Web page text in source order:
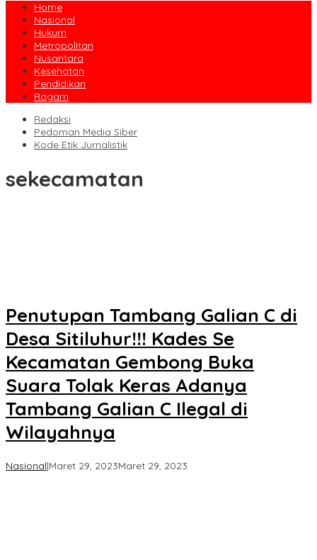
Home
Nasional
Hukum
Metropolitan
Nusantara
Kesehatan
Pendidikan
Ragam
Redaksi
Pedoman Media Siber
Kode Etik Jurnalistik
sekecamatan
Penutupan Tambang Galian C di
Desa Sitiluhur!!! Kades Se
Kecamatan Gembong Buka
Suara Tolak Keras Adanya
Tambang Galian C Ilegal di
Wilayahnya
Nasional|Maret 29, 2023Maret 29, 2023